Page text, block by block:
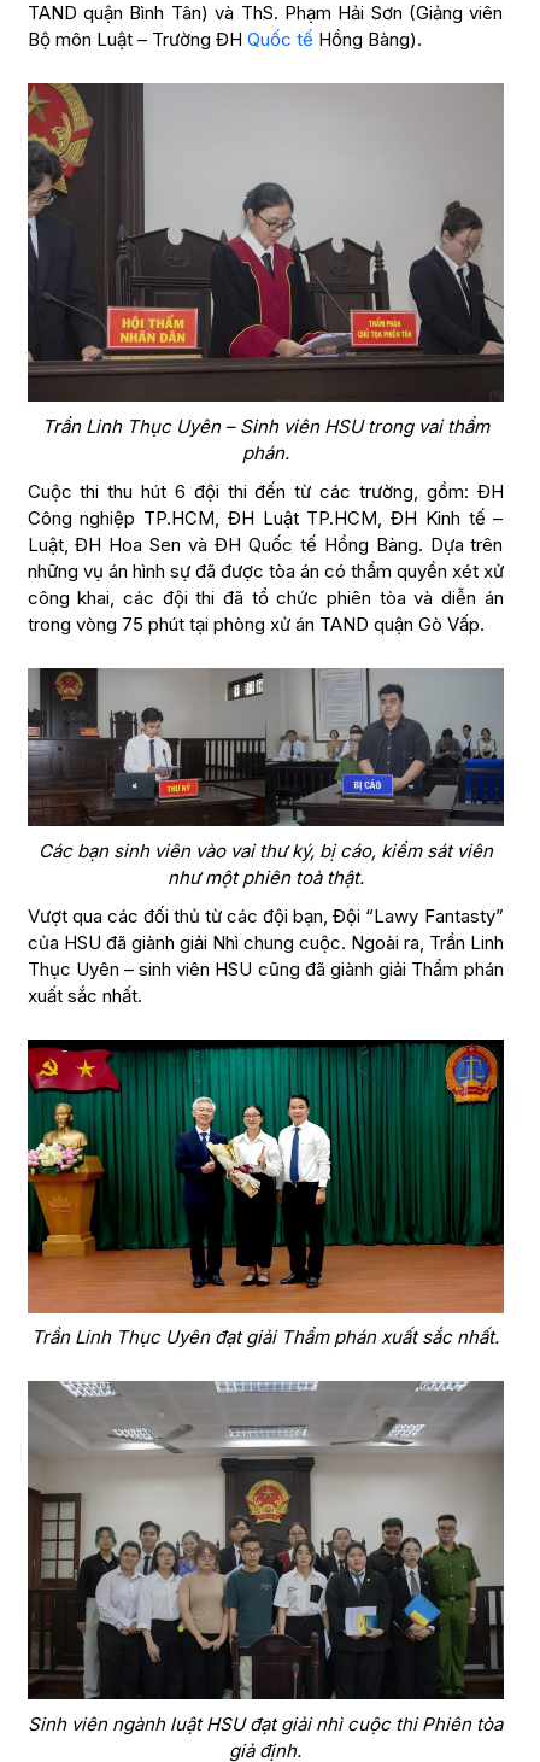
TAND quận Bình Tân) và ThS. Phạm Hải Sơn (Giảng viên
Bộ môn Luật – Trường ĐH Quốc tế Hồng Bàng).
Trần Linh Thục Uyên – Sinh viên HSU trong vai thẩm
phán.
Cuộc thi thu hút 6 đội thi đến từ các trường, gồm: ĐH
Công nghiệp TP.HCM, ĐH Luật TP.HCM, ĐH Kinh tế –
Luật, ĐH Hoa Sen và ĐH Quốc tế Hồng Bàng. Dựa trên
những vụ án hình sự đã được tòa án có thẩm quyền xét xử
công khai, các đội thi đã tổ chức phiên tòa và diễn án
trong vòng 75 phút tại phòng xử án TAND quận Gò Vấp.
Các bạn sinh viên vào vai thư ký, bị cáo, kiểm sát viên
như một phiên toà thật.
Vượt qua các đối thủ từ các đội bạn, Đội “Lawy Fantasty”
của HSU đã giành giải Nhì chung cuộc. Ngoài ra, Trần Linh
Thục Uyên – sinh viên HSU cũng đã giành giải Thẩm phán
xuất sắc nhất.
Trần Linh Thục Uyên đạt giải Thẩm phán xuất sắc nhất.
Sinh viên ngành luật HSU đạt giải nhì cuộc thi Phiên tòa
giả định.